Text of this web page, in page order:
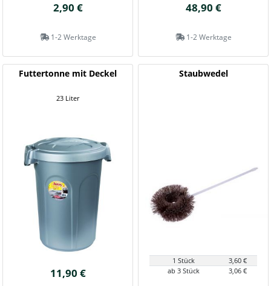
2,90 €
1-2 Werktage
48,90 €
1-2 Werktage
Futtertonne mit Deckel
23 Liter
11,90 €
Staubwedel
1 Stück
3,60 €
ab 3 Stück
3,06 €